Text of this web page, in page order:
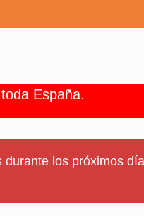
España.
los próximos